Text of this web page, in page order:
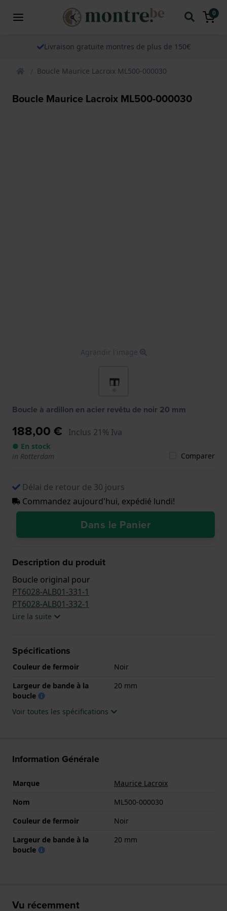
0
Livraison gratuite montres de plus de 150€
Boucle Maurice Lacroix ML500-000030
Boucle Maurice Lacroix ML500-000030
Agrandir l'image
Boucle à ardillon en acier revêtu de noir 20 mm
188,00 € Inclus 21% Iva
● En stock
in Rotterdam
Comparer
Délai de retour de 30 jours
Commandez aujourd'hui, expédié lundi!
Dans le Panier
Description du produit
Boucle original pour
PT6028-ALB01-331-1
PT6028-ALB01-332-1
Lire la suite
Spécifications
Couleur de fermoir
Noir
Largeur de bande à la
boucle
20 mm
Voir toutes les spécifications
Information Générale
Marque
Maurice Lacroix
Nom
ML500-000030
Couleur de fermoir
Noir
Largeur de bande à la
boucle
20 mm
Vu récemment